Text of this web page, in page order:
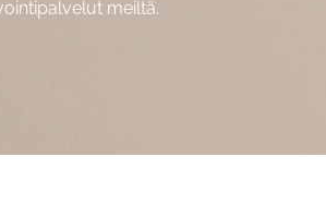
meiltä.